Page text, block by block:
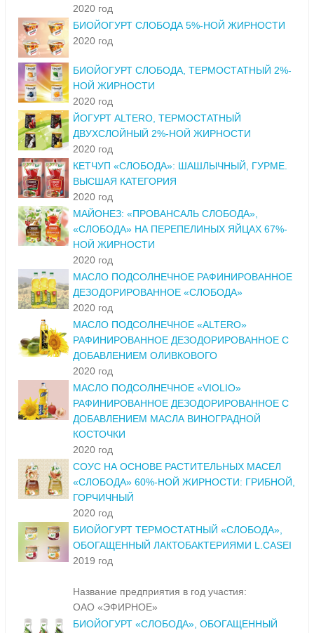
2020 год
БИОЙОГУРТ СЛОБОДА 5%-НОЙ ЖИРНОСТИ
2020 год
БИОЙОГУРТ СЛОБОДА, ТЕРМОСТАТНЫЙ 2%-
НОЙ ЖИРНОСТИ
2020 год
ЙОГУРТ ALTERO, ТЕРМОСТАТНЫЙ
ДВУХСЛОЙНЫЙ 2%-НОЙ ЖИРНОСТИ
2020 год
КЕТЧУП «СЛОБОДА»: ШАШЛЫЧНЫЙ, ГУРМЕ.
ВЫСШАЯ КАТЕГОРИЯ
2020 год
МАЙОНЕЗ: «ПРОВАНСАЛЬ СЛОБОДА»,
«СЛОБОДА» НА ПЕРЕПЕЛИНЫХ ЯЙЦАХ 67%-
НОЙ ЖИРНОСТИ
2020 год
МАСЛО ПОДСОЛНЕЧНОЕ РАФИНИРОВАННОЕ
ДЕЗОДОРИРОВАННОЕ «СЛОБОДА»
2020 год
МАСЛО ПОДСОЛНЕЧНОЕ «ALTERO»
РАФИНИРОВАННОЕ ДЕЗОДОРИРОВАННОЕ С
ДОБАВЛЕНИЕМ ОЛИВКОВОГО
2020 год
МАСЛО ПОДСОЛНЕЧНОЕ «VIOLIO»
РАФИНИРОВАННОЕ ДЕЗОДОРИРОВАННОЕ С
ДОБАВЛЕНИЕМ МАСЛА ВИНОГРАДНОЙ
КОСТОЧКИ
2020 год
СОУС НА ОСНОВЕ РАСТИТЕЛЬНЫХ МАСЕЛ
«СЛОБОДА» 60%-НОЙ ЖИРНОСТИ: ГРИБНОЙ,
ГОРЧИЧНЫЙ
2020 год
БИОЙОГУРТ ТЕРМОСТАТНЫЙ «СЛОБОДА»,
ОБОГАЩЕННЫЙ ЛАКТОБАКТЕРИЯМИ L.CASEI
2019 год
Название предприятия в год участия:
ОАО «ЭФИРНОЕ»
БИОЙОГУРТ «СЛОБОДА», ОБОГАЩЕННЫЙ